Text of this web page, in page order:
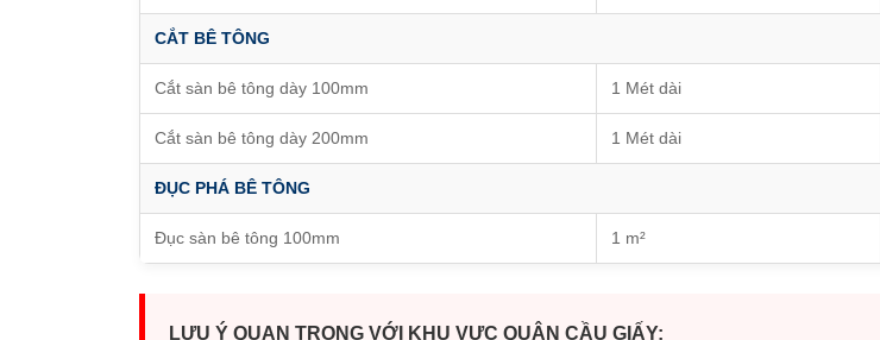
CẮT BÊ TÔNG
Cắt sàn bê tông dày 100mm 1 Mét dài
Cắt sàn bê tông dày 200mm 1 Mét dài
ĐỤC PHÁ BÊ TÔNG
Đục sàn bê tông 100mm 1 m²
LƯU Ý QUAN TRỌNG VỚI KHU VỰC QUẬN CẦU GIẤY: